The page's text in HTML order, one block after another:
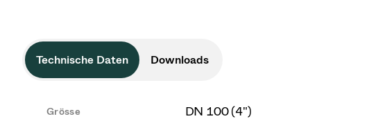
Technische Daten Downloads
Grösse DN 100 (4")